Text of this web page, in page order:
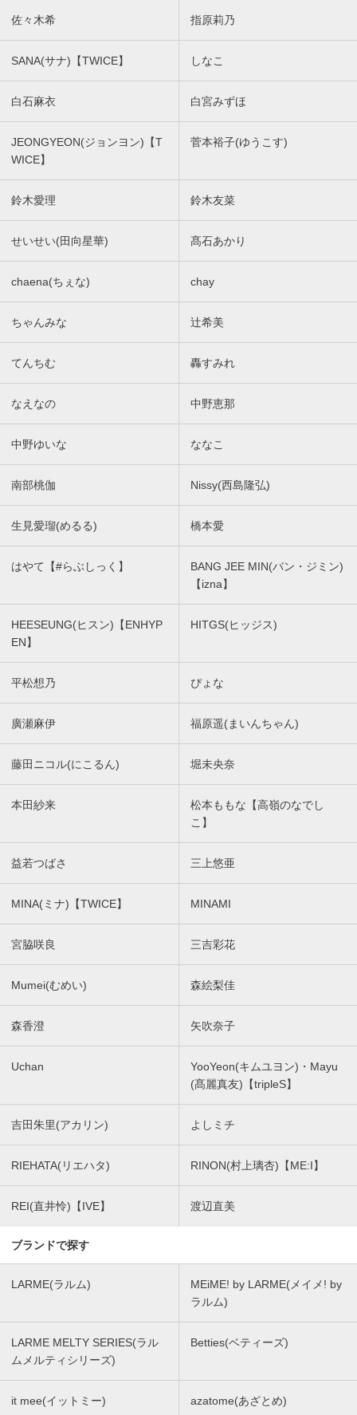
佐々木希 指原莉乃
SANA(サナ)【TWICE】 しなこ
白石麻衣 白宮みずほ
JEONGYEON(ジョンヨン)【T
WICE】
菅本裕子(ゆうこす)
鈴木愛理 鈴木友菜
せいせい(田向星華) 髙石あかり
chaena(ちぇな) chay
ちゃんみな 辻希美
てんちむ 轟すみれ
なえなの 中野恵那
中野ゆいな ななこ
南部桃伽 Nissy(西島隆弘)
生見愛瑠(めるる) 橋本愛
はやて【#らぶしっく】
BANG JEE MIN(バン・ジミン)
【izna】
HEESEUNG(ヒスン)【ENHYP
EN】
HITGS(ヒッジス)
平松想乃 ぴょな
廣瀬麻伊 福原遥(まいんちゃん)
藤田ニコル(にこるん) 堀未央奈
本田紗来
松本ももな【高嶺のなでし
こ】
益若つばさ 三上悠亜
MINA(ミナ)【TWICE】 MINAMI
宮脇咲良 三吉彩花
Mumei(むめい) 森絵梨佳
森香澄 矢吹奈子
Uchan
YooYeon(キムユヨン)・Mayu
(髙麗真友)【tripleS】
吉田朱里(アカリン) よしミチ
RIEHATA(リエハタ) RINON(村上璃杏)【ME:I】
REI(直井怜)【IVE】 渡辺直美
ブランドで探す
LARME(ラルム)
MEiME! by LARME(メイメ! by
ラルム)
LARME MELTY SERIES(ラル
ムメルティシリーズ)
Betties(ベティーズ)
it mee(イットミー) azatome(あざとめ)